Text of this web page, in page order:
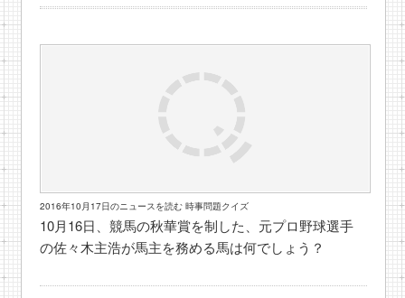
2016年10月17日のニュースを読む 時事問題クイズ
10月16日、競馬の秋華賞を制した、元プロ野球選手
の佐々木主浩が馬主を務める馬は何でしょう？